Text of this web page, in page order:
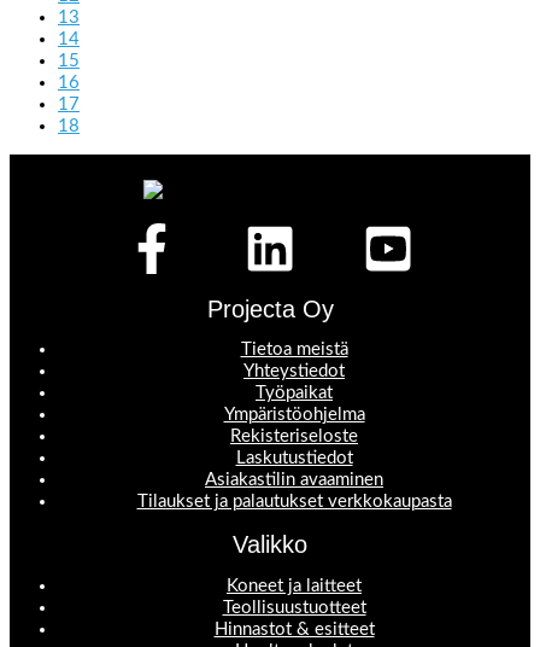
13
14
15
16
17
18
Projecta Oy
Tietoa meistä
Yhteystiedot
Työpaikat
Ympäristöohjelma
Rekisteriseloste
Laskutustiedot
Asiakastilin avaaminen
Tilaukset ja palautukset verkkokaupasta
Valikko
Koneet ja laitteet
Teollisuustuotteet
Hinnastot & esitteet